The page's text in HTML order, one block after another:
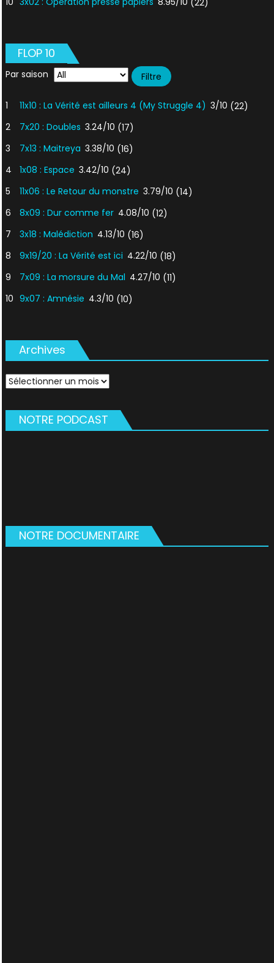
FLOP 10
Par saison
1 11x10 : La Vérité est ailleurs 4 (My Struggle 4) 3/10 (22)
2
7x20 : Doubles 3.24/10 (17)
3
7x13 : Maitreya 3.38/10 (16)
4
1x08 : Espace 3.42/10 (24)
5
11x06 : Le Retour du monstre 3.79/10 (14)
6
8x09 : Dur comme fer 4.08/10 (12)
7
3x18 : Malédiction 4.13/10 (16)
8
9x19/20 : La Vérité est ici 4.22/10 (18)
9
7x09 : La morsure du Mal 4.27/10 (11)
10 9x07 : Amnésie 4.3/10 (10)
Archives
Archives
NOTRE PODCAST
NOTRE DOCUMENTAIRE